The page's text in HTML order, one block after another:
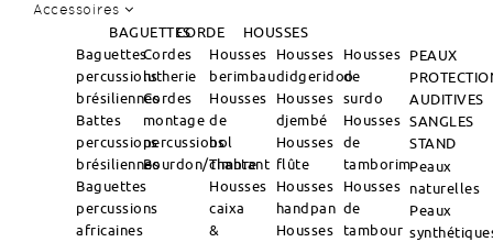
Accessoires
BAGUETTESCORDE
HOUSSES
Baguettes
percussions
brésiliennes
Battes
percussions
brésiliennes
Baguettes
percussions
africaines
Cordes
lutherie
Cordes
montage
percussions
Bourdon/Timbre
Housses
berimbau
Housses
de
bol
chantant
Housses
caixa
&
Housses
didgeridoo
Housses
djembé
Housses
flûte
Housses
handpan
Housses
Housses
de
surdo
Housses
de
tamborim
Housses
de
tambour
PEAUX
AUDITIVES
SANGLES
STAND
Peaux
naturelles
Peaux